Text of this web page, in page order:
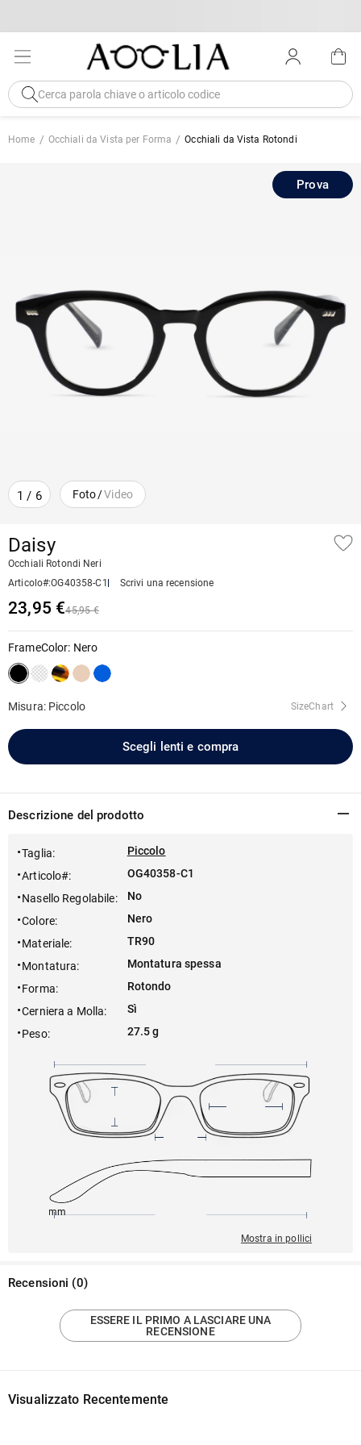
Home Occhiali da Vista per Forma Occhiali da Vista Rotondi
1 / 6 Foto/Video
Prova
Daisy
Occhiali Rotondi Neri
Articolo#:OG40358-C1 Scrivi una recensione
23,95 €45,95 €
FrameColor: Nero
Misura: Piccolo SizeChart
Scegli lenti e compra
Descrizione del prodotto
Taglia:
Piccolo
Articolo#:
OG40358-C1
Nasello Regolabile:
No
Colore:
Nero
Materiale:
TR90
Montatura:
Montatura spessa
Forma:
Rotondo
Cerniera a Molla:
Sì
Peso: 27.5 g
145mm
Mostra in pollici
Recensioni (0)
ESSERE IL PRIMO A LASCIARE UNA
RECENSIONE
Visualizzato Recentemente